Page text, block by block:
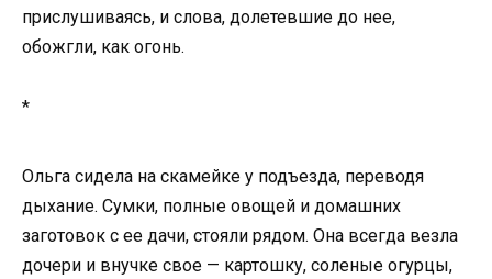
прислушиваясь, и слова, долетевшие до нее,
обожгли, как огонь.
*
Ольга сидела на скамейке у подъезда, переводя
дыхание. Сумки, полные овощей и домашних
заготовок с ее дачи, стояли рядом. Она всегда везла
дочери и внучке свое — картошку, соленые огурцы,